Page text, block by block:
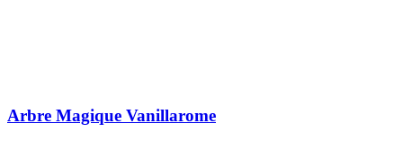
Arbre Magique Vanillarome